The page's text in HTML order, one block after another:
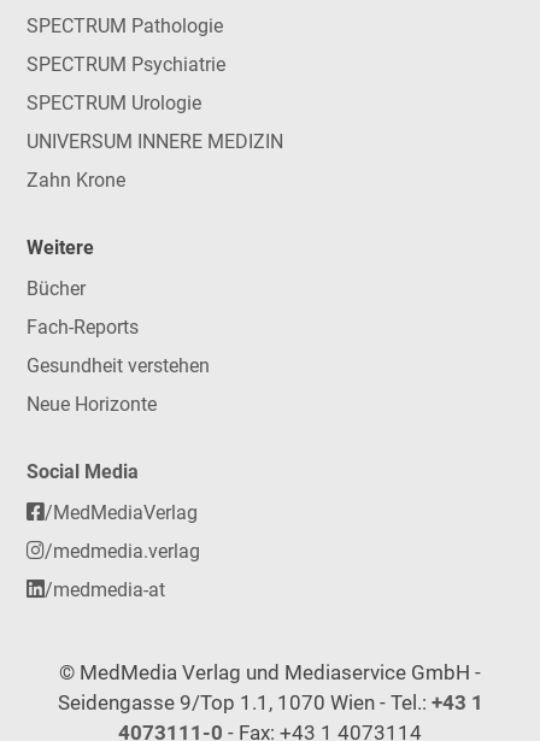
SPECTRUM Pathologie
SPECTRUM Psychiatrie
SPECTRUM Urologie
UNIVERSUM INNERE MEDIZIN
Zahn Krone
Weitere
Bücher
Fach-Reports
Gesundheit verstehen
Neue Horizonte
Social Media
/MedMediaVerlag
/medmedia.verlag
/medmedia-at
© MedMedia Verlag und Mediaservice GmbH -
Seidengasse 9/Top 1.1, 1070 Wien - Tel.: +43 1
4073111-0 - Fax: +43 1 4073114